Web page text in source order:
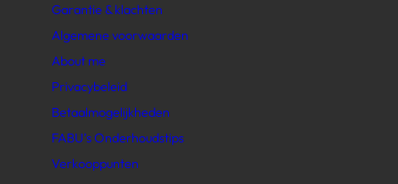
Garantie & klachten
Algemene voorwaarden
About me
Privacybeleid
Betaalmogelijkheden
FABU’s Onderhoudstips
Verkooppunten